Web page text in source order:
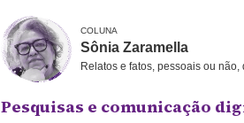
COLUNA
Sônia Zaramella
Relatos e fatos, pessoais ou
Pesquisas e comunicação